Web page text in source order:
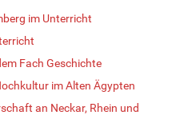
im Unterricht
Fach Geschichte
im Alten Ägypten
an Neckar, Rhein und